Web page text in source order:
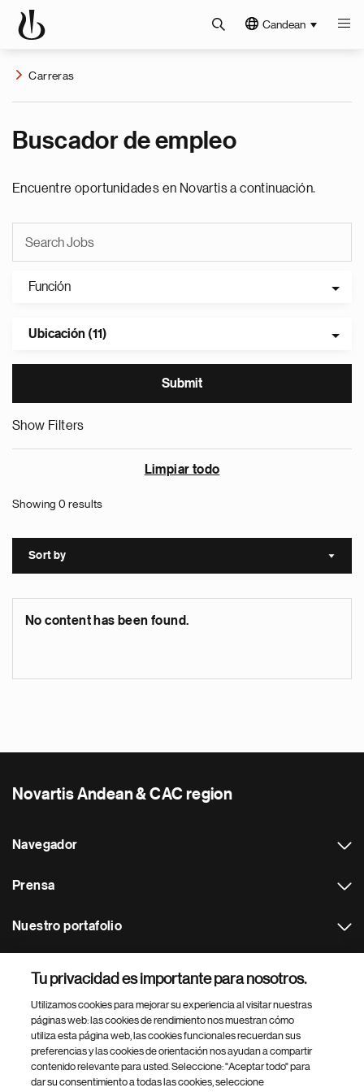
Candean
Carreras
Buscador de empleo
Encuentre oportunidades en Novartis a continuación.
Función
Ubicación (11)
Show Filters
Limpiar todo
Showing 0 results
Sort by Sort
No content has been found.
Novartis Andean & CAC region
Navegador
Prensa
Nuestro portafolio
Footer Site Search
Tu privacidad es importante para nosotros.
Utilizamos cookies para mejorar su experiencia al visitar nuestras
páginas web: las cookies de rendimiento nos muestran cómo
utiliza esta página web, las cookies funcionales recuerdan sus
preferencias y las cookies de orientación nos ayudan a compartir
contenido relevante para usted. Seleccione: "Aceptar todo" para
dar su consentimiento a todas las cookies, seleccione